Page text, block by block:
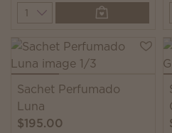
Quantity
Sachet Perfumado
Luna
$195.00